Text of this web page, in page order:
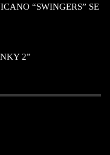
“SWINGERS” SE
2”